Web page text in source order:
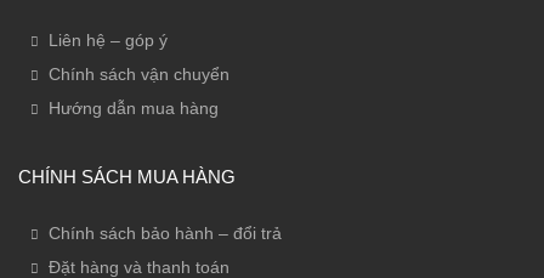
Liên hệ – góp ý
Chính sách vận chuyển
Hướng dẫn mua hàng
CHÍNH SÁCH MUA HÀNG
Chính sách bảo hành – đổi trả
Đặt hàng và thanh toán